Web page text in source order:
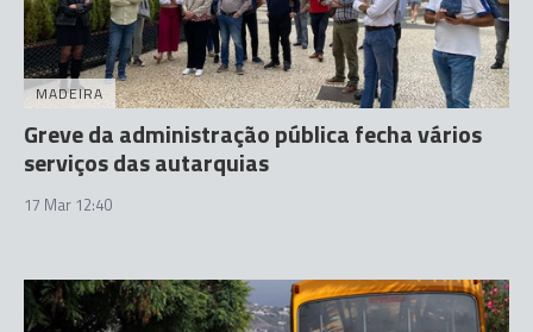
MADEIRA
Greve da administração pública fecha vários
serviços das autarquias
17 Mar 12:40